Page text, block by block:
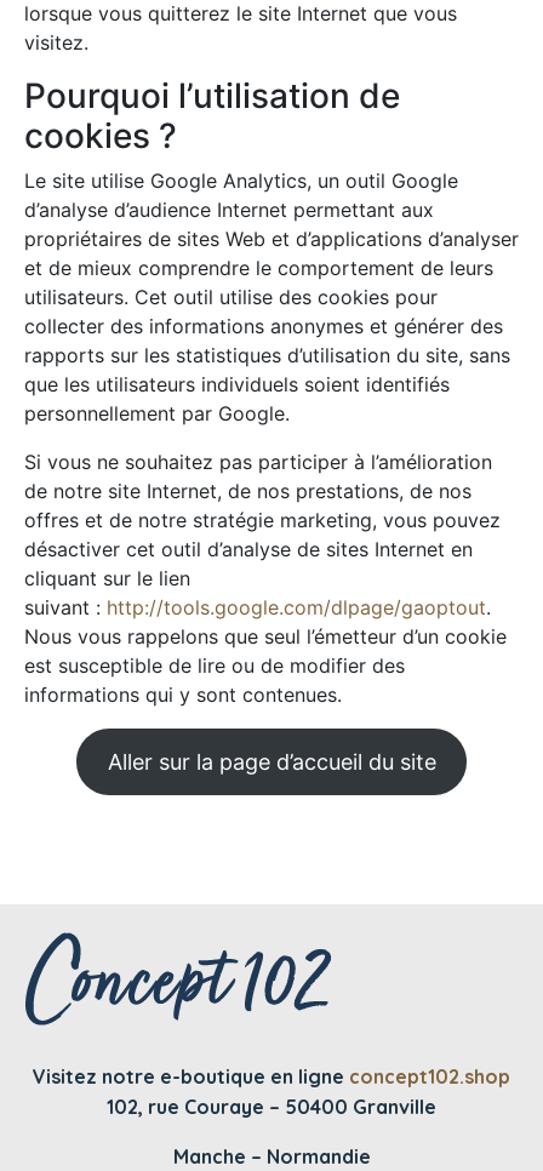
lorsque vous quitterez le site Internet que vous
visitez.
Pourquoi l’utilisation de
cookies ?
Le site utilise Google Analytics, un outil Google
d’analyse d’audience Internet permettant aux
propriétaires de sites Web et d’applications d’analyser
et de mieux comprendre le comportement de leurs
utilisateurs. Cet outil utilise des cookies pour
collecter des informations anonymes et générer des
rapports sur les statistiques d’utilisation du site, sans
que les utilisateurs individuels soient identifiés
personnellement par Google.
Si vous ne souhaitez pas participer à l’amélioration
de notre site Internet, de nos prestations, de nos
offres et de notre stratégie marketing, vous pouvez
désactiver cet outil d’analyse de sites Internet en
cliquant sur le lien
suivant : http://tools.google.com/dlpage/gaoptout.
Nous vous rappelons que seul l’émetteur d’un cookie
est susceptible de lire ou de modifier des
informations qui y sont contenues.
Aller sur la page d’accueil du site
Visitez notre e-boutique en ligne concept102.shop
102, rue Couraye – 50400 Granville
Manche – Normandie